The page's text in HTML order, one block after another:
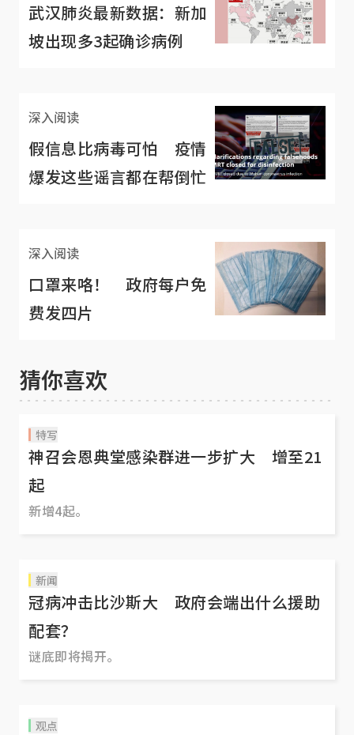
武汉肺炎最新数据：新加
坡出现多3起确诊病例
深入阅读
假信息比病毒可怕 疫情
爆发这些谣言都在帮倒忙
深入阅读
口罩来咯！ 政府每户免
费发四片
猜你喜欢
特写
神召会恩典堂感染群进一步扩大 增至21
起
新增4起。
新闻
冠病冲击比沙斯大 政府会端出什么援助
配套？
谜底即将揭开。
观点